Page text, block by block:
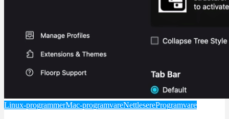
Linux-programmerMac-programvareNettlesereProgramvare